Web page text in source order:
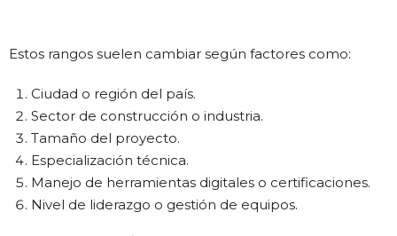
Estos rangos suelen cambiar según factores como:
Ciudad o región del país.
Sector de construcción o industria.
Tamaño del proyecto.
Especialización técnica.
Manejo de herramientas digitales o certificaciones.
Nivel de liderazgo o gestión de equipos.